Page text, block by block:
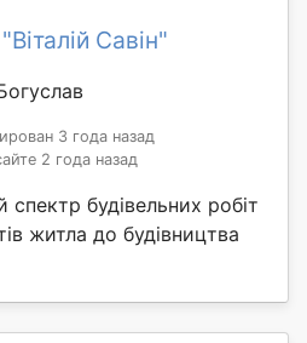
Савін"
3 года назад
2 года назад
будівельних робіт
житла до будівництва